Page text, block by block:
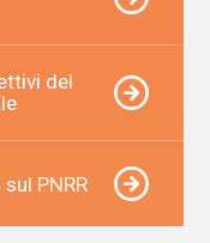
del
PNRR